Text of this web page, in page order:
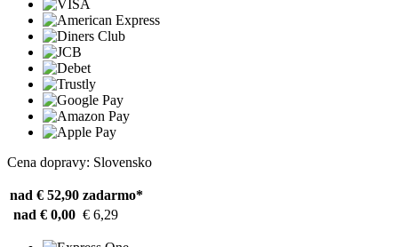
Cena dopravy: Slovensko
nad € 52,90 zadarmo*
nad € 0,00 € 6,29